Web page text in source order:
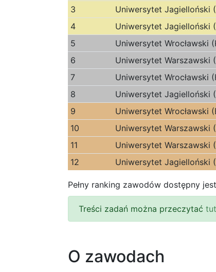
3
Uniwersytet Jagielloński
4
Uniwersytet Jagielloński
5
Uniwersytet Wrocławski
6
Uniwersytet Warszawski
7
Uniwersytet Wrocławski
8
Uniwersytet Jagielloński
9
Uniwersytet Wrocławski
10
Uniwersytet Warszawski
11
Uniwersytet Warszawski
12
Uniwersytet Jagielloński
Pełny ranking zawodów dostępny jest
Treści zadań można przeczytać
O zawodach